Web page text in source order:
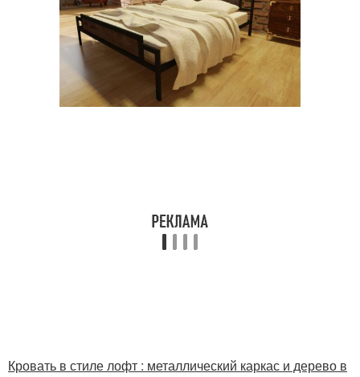
Кровать в стиле лофт : металлический каркас и дерево в